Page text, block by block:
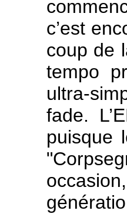
c’est
coup de
tempo
ultra-
fade.
puisque